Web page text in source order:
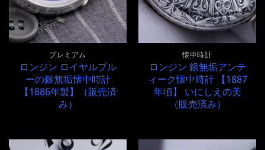
プレミアム
ロンジン ロイヤルブル
ーの銀無垢懐中時計
【1886年製】（販売済
み）
懐中時計
ロンジン 銀無垢アンテ
ィーク懐中時計 【1887
年頃】 いにしえの美
（販売済み）